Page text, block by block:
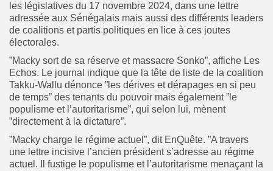
les législatives du 17 novembre 2024, dans une lettre
adressée aux Sénégalais mais aussi des différents leaders
de coalitions et partis politiques en lice à ces joutes
électorales.
”Macky sort de sa réserve et massacre Sonko”, affiche Les
Echos. Le journal indique que la tête de liste de la coalition
Takku-Wallu dénonce ”les dérives et dérapages en si peu
de temps” des tenants du pouvoir mais également ”le
populisme et l’autoritarisme”, qui selon lui, mènent
”directement à la dictature”.
”Macky charge le régime actuel”, dit EnQuête. ”A travers
une lettre incisive l’ancien président s’adresse au régime
actuel. Il fustige le populisme et l’autoritarisme menaçant la